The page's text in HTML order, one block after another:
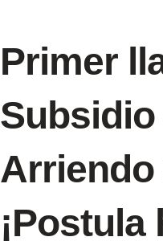
Primer
Subsidio
Arriendo
¡Postula